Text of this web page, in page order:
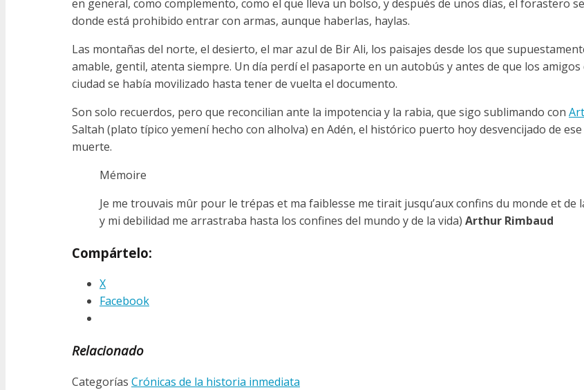
en general, como complemento, como el que lleva un bolso, y después de unos días, el forastero
donde está prohibido entrar con armas, aunque haberlas, haylas.
Las montañas del norte, el desierto, el mar azul de Bir Ali, los paisajes desde los que
amable, gentil, atenta siempre. Un día perdí el pasaporte en un autobús y antes de que los
ciudad se había movilizado hasta tener de vuelta el documento.
Son solo recuerdos, pero que reconcilian ante la impotencia y la rabia, que sigo sublimando con
Saltah (plato típico yemení hecho con alholva) en Adén, el histórico puerto hoy desvencijado de
muerte.
Mémoire
Je me trouvais mûr pour le trépas et ma faiblesse me tirait jusqu’aux confins du monde et
y mi debilidad me arrastraba hasta los confines del mundo y de la vida) Arthur Rimbaud
Compártelo:
X
Facebook
Relacionado
Categorías Crónicas de la historia inmediata